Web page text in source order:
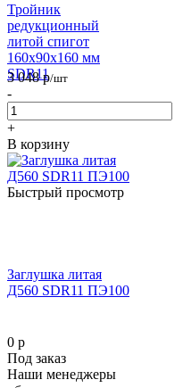
Тройник
редукционный
литой спигот
160х90х160 мм
SDR11
3 048р/шт
-
+
В корзину
Быстрый просмотр
Заглушка литая
Д560 SDR11 ПЭ100
0 р
Под заказ
Наши менеджеры